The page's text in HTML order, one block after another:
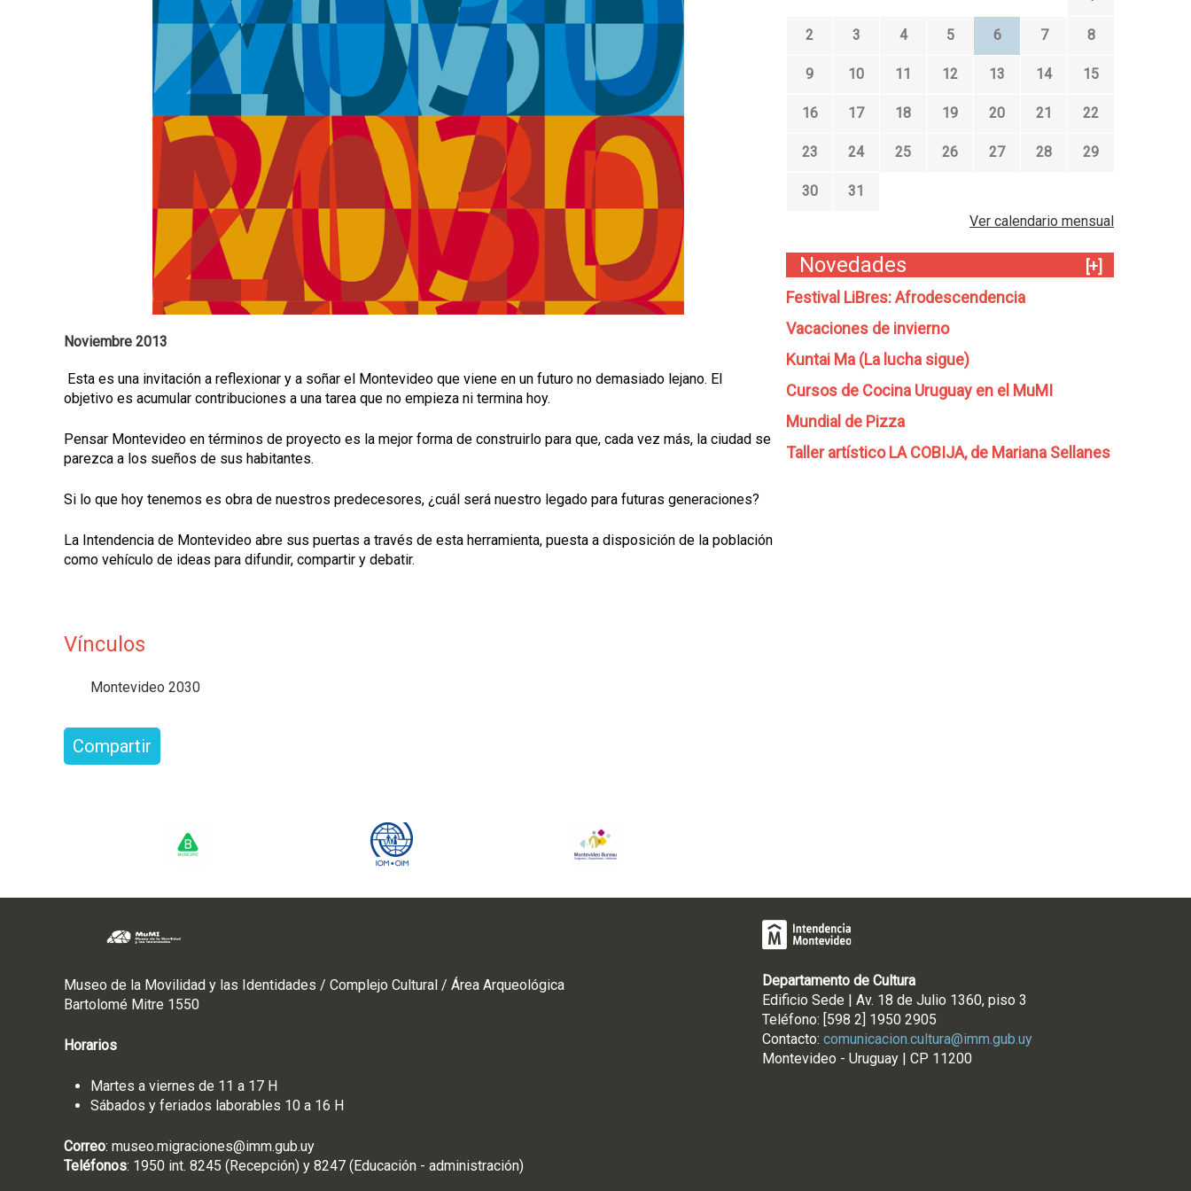
Noviembre 2013
Esta es una invitación a reflexionar y a soñar el Montevideo que viene en un futuro no demasiado lejano. El
objetivo es acumular contribuciones a una tarea que no empieza ni termina hoy.
Pensar Montevideo en términos de proyecto es la mejor forma de construirlo para que, cada vez más, la ciudad se
parezca a los sueños de sus habitantes.
Si lo que hoy tenemos es obra de nuestros predecesores, ¿cuál será nuestro legado para futuras generaciones?
La Intendencia de Montevideo abre sus puertas a través de esta herramienta, puesta a disposición de la población
como vehículo de ideas para difundir, compartir y debatir.
Vínculos
Montevideo 2030
Compartir
2 3 4 5 6 7 8
9 10 11 12 13 14 15
16 17 18 19 20 21 22
23 24 25 26 27 28 29
30
31
Ver calendario mensual
Novedades
[+]
Festival LiBres: Afrodescendencia
Vacaciones de invierno
Kuntai Ma (La lucha sigue)
Cursos de Cocina Uruguay en el MuMI
Mundial de Pizza
Taller artístico LA COBIJA, de Mariana Sellanes
Museo de la Movilidad y las Identidades / Complejo Cultural / Área Arqueológica
Bartolomé Mitre 1550
Horarios
Martes a viernes de 11 a 17 H
Sábados y feriados laborables 10 a 16 H
Correo: museo.migraciones@imm.gub.uy
Teléfonos: 1950 int. 8245 (Recepción) y 8247 (Educación - administración)
Departamento de Cultura
Edificio Sede | Av. 18 de Julio 1360, piso 3
Teléfono: [598 2] 1950 2905
Contacto: comunicacion.cultura@imm.gub.uy
Montevideo - Uruguay | CP 11200